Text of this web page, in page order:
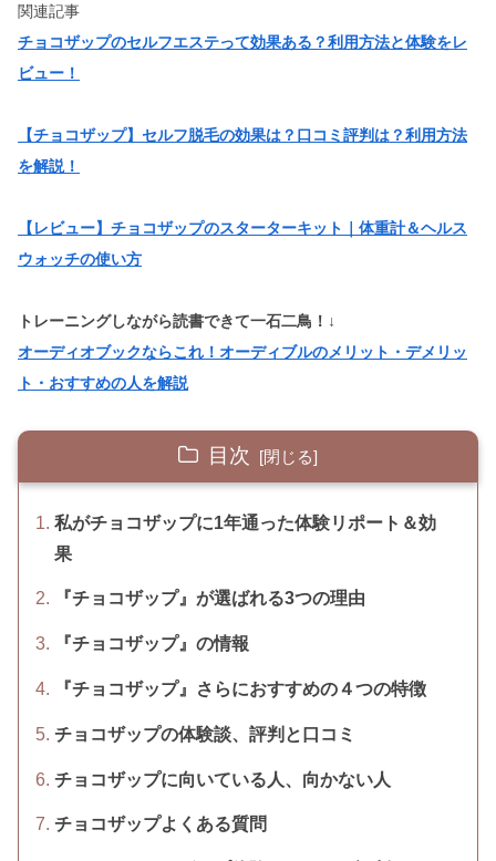
関連記事
チョコザップのセルフエステって効果ある？利用方法と体験をレ
ビュー！
【チョコザップ】セルフ脱毛の効果は？口コミ評判は？利用方法
を解説！
【レビュー】チョコザップのスターターキット｜体重計＆ヘルス
ウォッチの使い方
トレーニングしながら読書できて一石二鳥！↓
オーディオブックならこれ！オーディブルのメリット・デメリッ
ト・おすすめの人を解説
目次
私がチョコザップに1年通った体験リポート＆効
果
『チョコザップ』が選ばれる3つの理由
『チョコザップ』の情報
『チョコザップ』さらにおすすめの４つの特徴
チョコザップの体験談、評判と口コミ
チョコザップに向いている人、向かない人
チョコザップよくある質問